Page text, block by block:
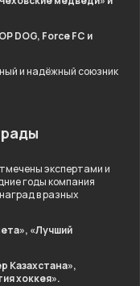
DOG, Force FC и
и надёжный союзник
экспертами и
годы компания
в разных
«Лучший
Казахстана»,
хоккея».